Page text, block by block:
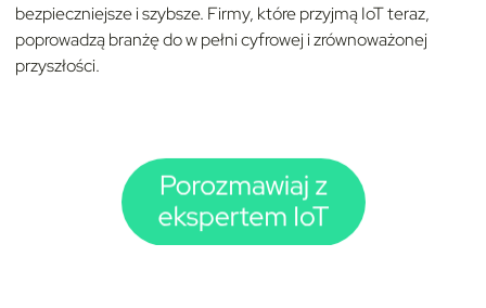
bezpieczniejsze i szybsze. Firmy, które przyjmą IoT teraz,
poprowadzą branżę do w pełni cyfrowej i zrównoważonej
przyszłości.